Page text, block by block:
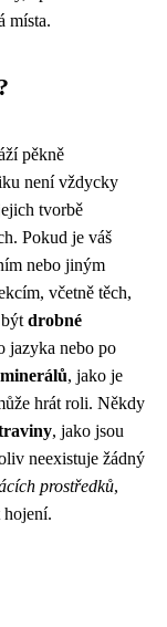
místa.
pěkně
není vždycky
tvorbě
Pokud je váš
nebo jiným
včetně těch,
drobné
jazyka nebo po
, jako je
hrát roli. Někdy
, jako jsou
neexistuje žádný
prostředků,
hojení.